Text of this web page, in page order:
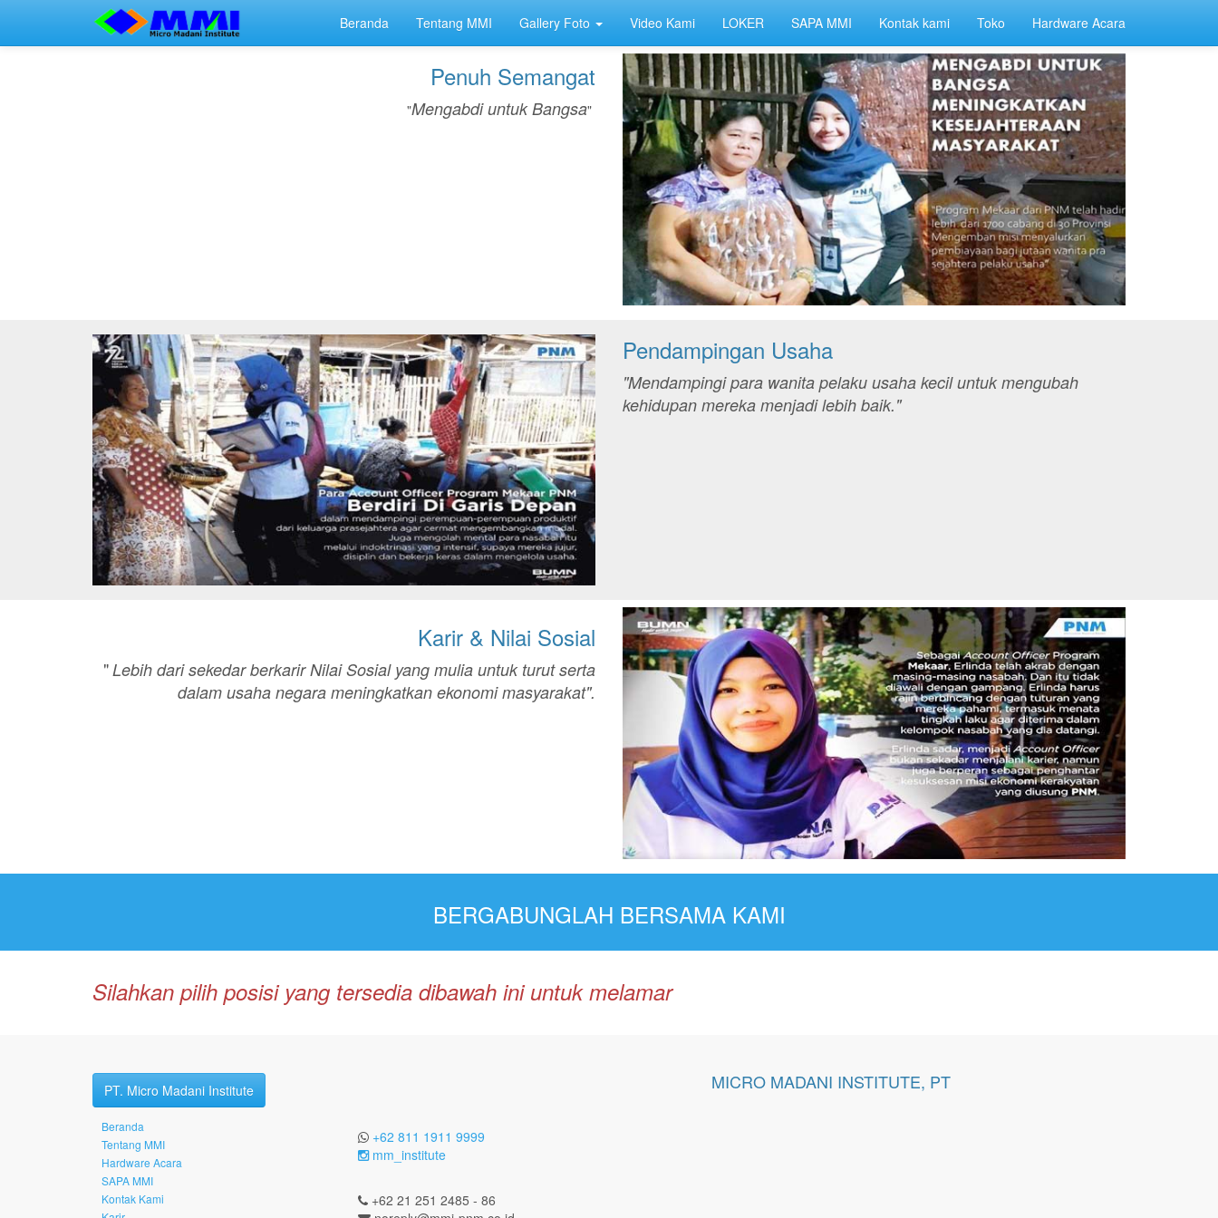
Beranda Tentang MMI Gallery Foto Video Kami LOKER SAPA MMI Kontak kami Toko Hardware Acara
Penuh Semangat
"Mengabdi untuk Bangsa"
Pendampingan Usaha
"Mendampingi para wanita pelaku usaha kecil untuk mengubah
kehidupan mereka menjadi lebih baik."
Karir & Nilai Sosial
"Lebih dari sekedar berkarir Nilai Sosial yang mulia untuk turut serta
dalam usaha negara meningkatkan ekonomi masyarakat".
BERGABUNGLAH BERSAMA KAMI
Silahkan pilih posisi yang tersedia dibawah ini untuk melamar
PT. Micro Madani Institute
Beranda
Tentang MMI
Hardware Acara
SAPA MMI
Kontak Kami
+62 811 1911 9999
mm_institute
+62 21 251 2485 - 86
MICRO MADANI INSTITUTE, PT